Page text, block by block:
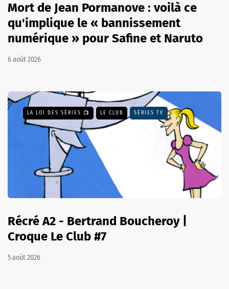
Mort de Jean Pormanove : voilà ce
qu'implique le « bannissement
numérique » pour Safine et Naruto
6 août 2026
LA LOI DES SÉRIES 📺 LE CLUB SÉRIES TV
Récré A2 - Bertrand Boucheroy |
Croque Le Club #7
5 août 2026